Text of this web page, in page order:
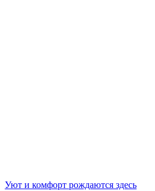
Уют и комфорт рождаются здесь